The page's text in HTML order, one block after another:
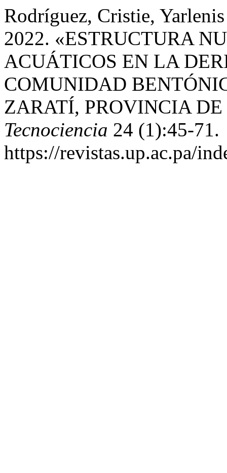
Rodríguez, Cristie,
2022. «ESTRUCTURA
ACUÁTICOS EN LA
COMUNIDAD
ZARATÍ, PROVINCIA
Tecnociencia 24 (1):45-71.
https://revistas.up.ac.pa/